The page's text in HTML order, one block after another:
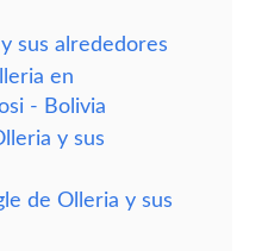
sus alrededores
en
- Bolivia
y sus
de Olleria y sus